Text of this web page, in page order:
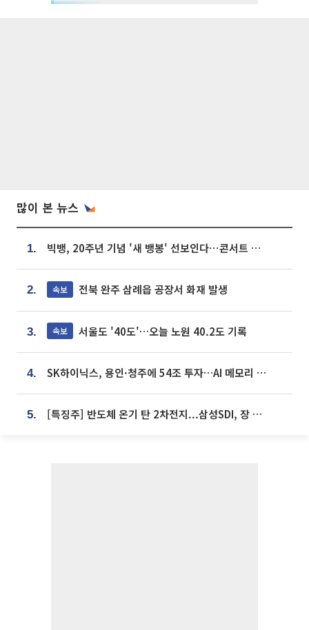
많이 본 뉴스
1. 빅뱅, 20주년 기념 '새 뱅봉' 선보인다⋯콘서트 앞두고 팝업 개최
2. 속보 전북 완주 삼례읍 공장서 화재 발생
3. 속보 서울도 '40도'…오늘 노원 40.2도 기록
4. SK하이닉스, 용인·청주에 54조 투자…AI 메모리 생산기지 키운다
5. [특징주] 반도체 온기 탄 2차전지...삼성SDI, 장 초반 7% 넘게 껑충